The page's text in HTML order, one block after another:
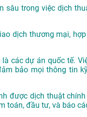
sâu trong việc dịch
dịch thương mại,
các dự án quốc tế.
bảo mọi thông tin
được dịch thuật
toán, đầu tư, và báo